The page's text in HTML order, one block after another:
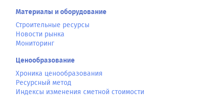
Материалы и оборудование
Строительные ресурсы
Новости рынка
Мониторинг
Ценообразование
Хроника ценообразования
Ресурсный метод
Индексы изменения сметной стоимости